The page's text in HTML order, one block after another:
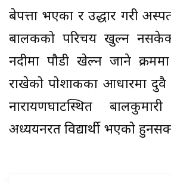
बेपत्ता भएका र उद्धार गरी
बालकको परिचय खुल्न
नदीमा पौडी खेल्न जाने
राखेको पोशाकका आधारमा
नारायणघाटस्थित
अध्ययनरत विद्यार्थी भएको